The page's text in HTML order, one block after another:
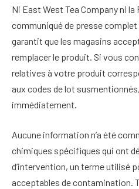
Ni East West Tea Company ni la
communiqué de presse complet
garantit que les magasins
remplacer le produit. Si vous
relatives à votre produit
aux codes de lot
immédiatement.
Aucune information n’a été
chimiques spécifiques qui ont
d’intervention, un terme utilisé
acceptables de contamination.